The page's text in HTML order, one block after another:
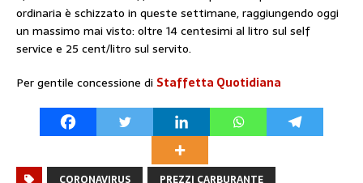
ordinaria è schizzato in queste settimane, raggiungendo oggi
un massimo mai visto: oltre 14 centesimi al litro sul self
service e 25 cent/litro sul servito.
Per gentile concessione di Staffetta Quotidiana
CORONAVIRUS
PREZZI CARBURANTE